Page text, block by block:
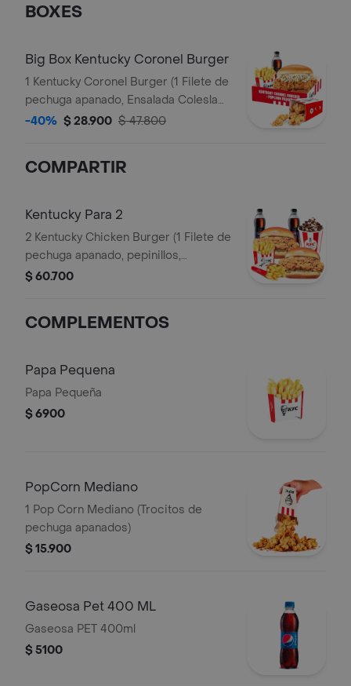
BOXES
Big Box Kentucky Coronel Burger
1 Kentucky Coronel Burger (1 Filete de
pechuga apanado, Ensalada Coleslaw,
BBQ y mantequilla) + 1 Pop Corn
-40% $ 28.900 $ 47.800
COMPARTIR
Kentucky Para 2
2 Kentucky Chicken Burger (1 Filete de
pechuga apanado, pepinillos,
mayonesa premium y mantequilla) + 2
$ 60.700
COMPLEMENTOS
Papa Pequena
Papa Pequeña
$ 6900
PopCorn Mediano
1 Pop Corn Mediano (Trocitos de
pechuga apanados)
$ 15.900
Gaseosa Pet 400 ML
Gaseosa PET 400ml
$ 5100